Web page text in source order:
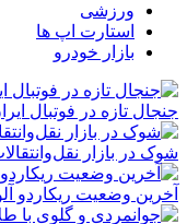
ورزشی
استارت اپ ها
بازار خودرو
جنجال تازه در فوتبال
شوک در بازار
آخرین وضعیت ریکاردو